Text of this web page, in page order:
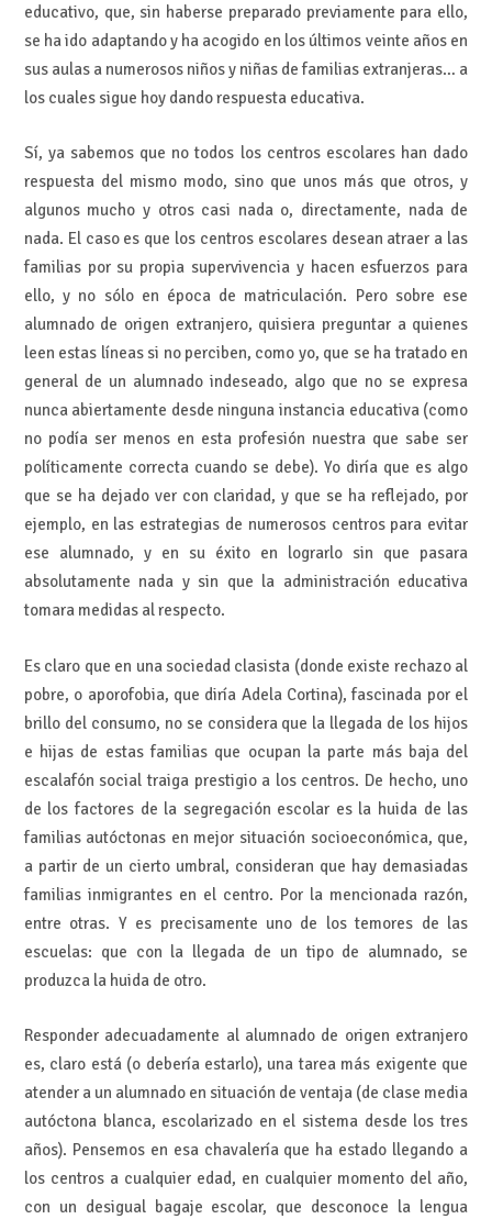
educativo, que, sin haberse preparado previamente para ello,
se ha ido adaptando y ha acogido en los últimos veinte años en
sus aulas a numerosos niños y niñas de familias extranjeras… a
los cuales sigue hoy dando respuesta educativa.
Sí, ya sabemos que no todos los centros escolares han dado
respuesta del mismo modo, sino que unos más que otros, y
algunos mucho y otros casi nada o, directamente, nada de
nada. El caso es que los centros escolares desean atraer a las
familias por su propia supervivencia y hacen esfuerzos para
ello, y no sólo en época de matriculación. Pero sobre ese
alumnado de origen extranjero, quisiera preguntar a quienes
leen estas líneas si no perciben, como yo, que se ha tratado en
general de un alumnado indeseado, algo que no se expresa
nunca abiertamente desde ninguna instancia educativa (como
no podía ser menos en esta profesión nuestra que sabe ser
políticamente correcta cuando se debe). Yo diría que es algo
que se ha dejado ver con claridad, y que se ha reflejado, por
ejemplo, en las estrategias de numerosos centros para evitar
ese alumnado, y en su éxito en lograrlo sin que pasara
absolutamente nada y sin que la administración educativa
tomara medidas al respecto.
Es claro que en una sociedad clasista (donde existe rechazo al
pobre, o aporofobia, que diría Adela Cortina), fascinada por el
brillo del consumo, no se considera que la llegada de los hijos
e hijas de estas familias que ocupan la parte más baja del
escalafón social traiga prestigio a los centros. De hecho, uno
de los factores de la segregación escolar es la huida de las
familias autóctonas en mejor situación socioeconómica, que,
a partir de un cierto umbral, consideran que hay demasiadas
familias inmigrantes en el centro. Por la mencionada razón,
entre otras. Y es precisamente uno de los temores de las
escuelas: que con la llegada de un tipo de alumnado, se
produzca la huida de otro.
Responder adecuadamente al alumnado de origen extranjero
es, claro está (o debería estarlo), una tarea más exigente que
atender a un alumnado en situación de ventaja (de clase media
autóctona blanca, escolarizado en el sistema desde los tres
años). Pensemos en esa chavalería que ha estado llegando a
los centros a cualquier edad, en cualquier momento del año,
con un desigual bagaje escolar, que desconoce la lengua